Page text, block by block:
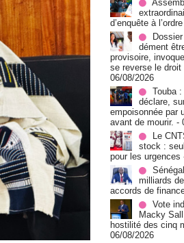
d’enquête à
dément
provisoire,
se reverse le
06/08/2026
Touba
déclare,
empoisonnée par
avant de mourir. -
Le
stock :
pour les urgences
milliards
accords de
Vote
Macky
hostilité des cinq
06/08/2026